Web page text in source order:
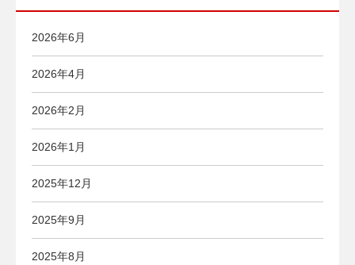
2026年6月
2026年4月
2026年2月
2026年1月
2025年12月
2025年9月
2025年8月